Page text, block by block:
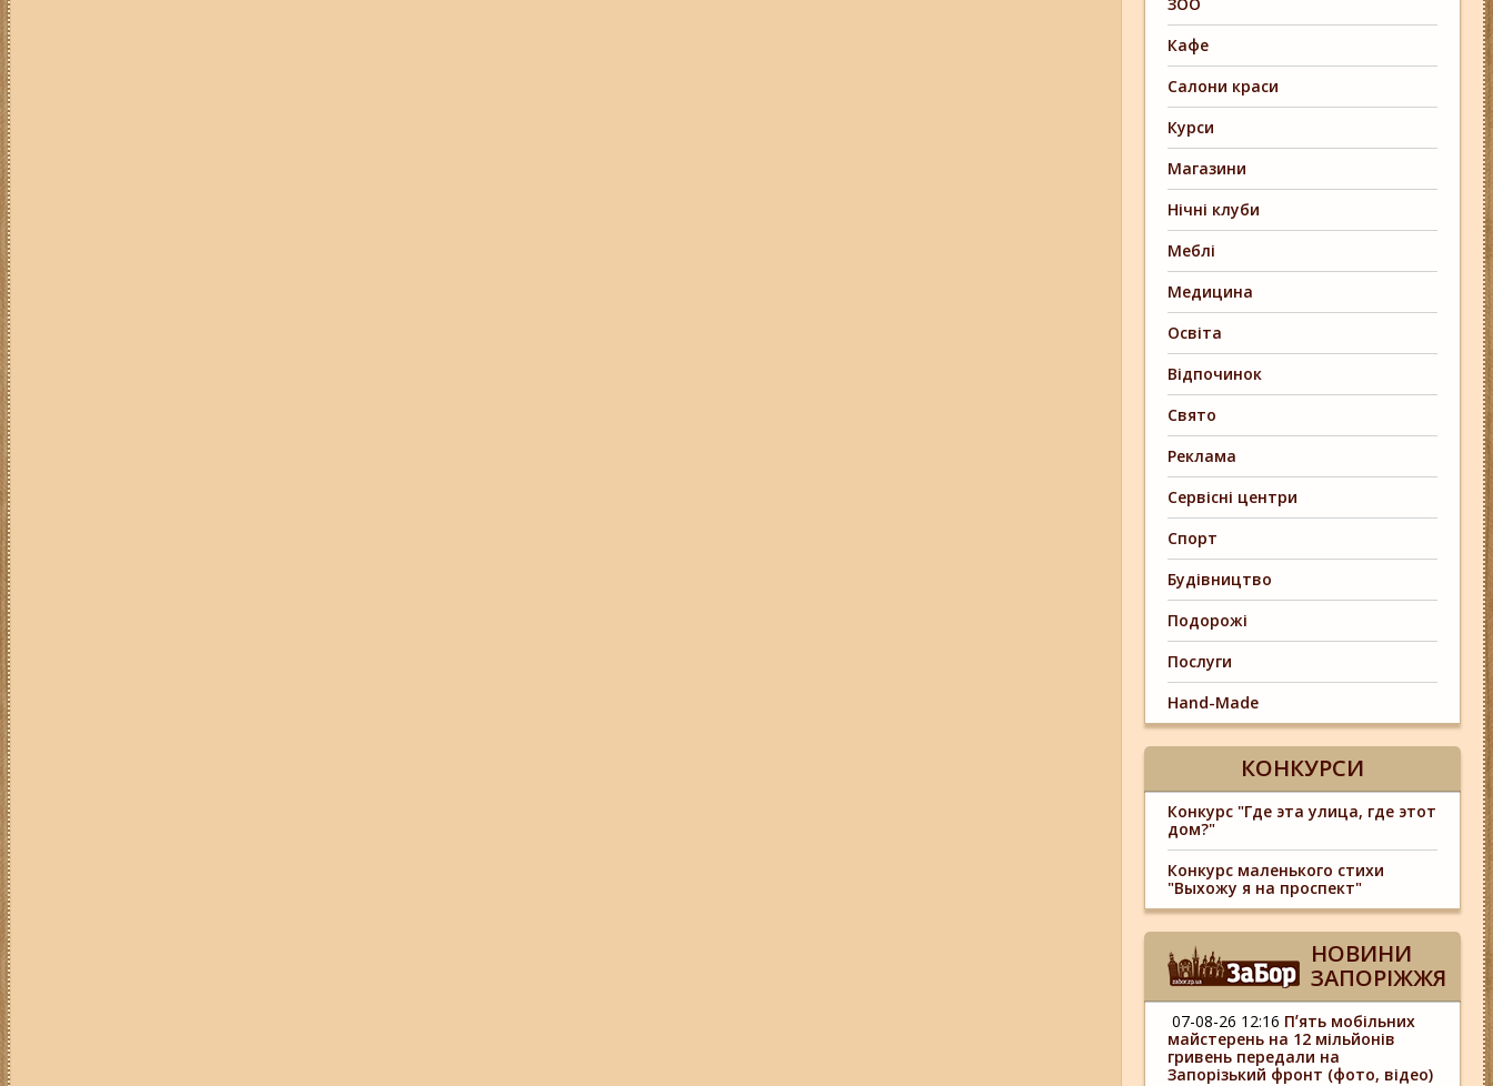
Кафе
Салони краси
Курси
Магазини
Нічні клуби
Меблі
Медицина
Освіта
Відпочинок
Свято
Реклама
Сервісні центри
Спорт
Будівництво
Подорожі
Послуги
Hand-Made
КОНКУРСИ
Конкурс "Где эта улица, где этот
дом?"
Конкурс маленького стихи
"Выхожу я на проспект"
НОВИНИ
ЗАПОРІЖЖЯ
07-08-26 12:16 Пʼять мобільних
майстерень на 12 мільйонів
гривень передали на
Запорізький фронт (фото, відео)